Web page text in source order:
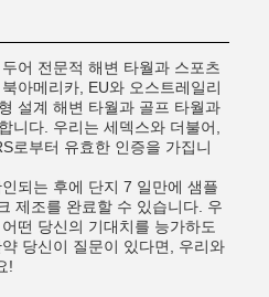
어 전문적 해변 타월과 스포츠
아메리카, EU와 오스트레일리
설계 해변 타월과 골프 타월과
니다. 우리는 세덱스와 더불어,
로부터 유효한 인증을 가집니
되는 후에 단지 7 일만에 샘플
제조를 완료할 수 있습니다. 우
떤 당신의 기대치를 능가하도
당신이 질문이 있다면, 우리와
!